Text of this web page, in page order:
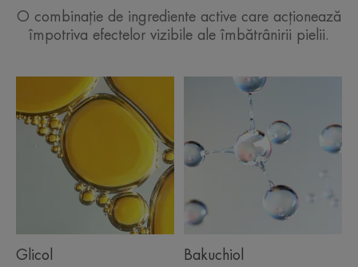
O combinație de ingrediente active care acționează
împotriva efectelor vizibile ale îmbătrânirii pielii.
Glicol Bakuchiol